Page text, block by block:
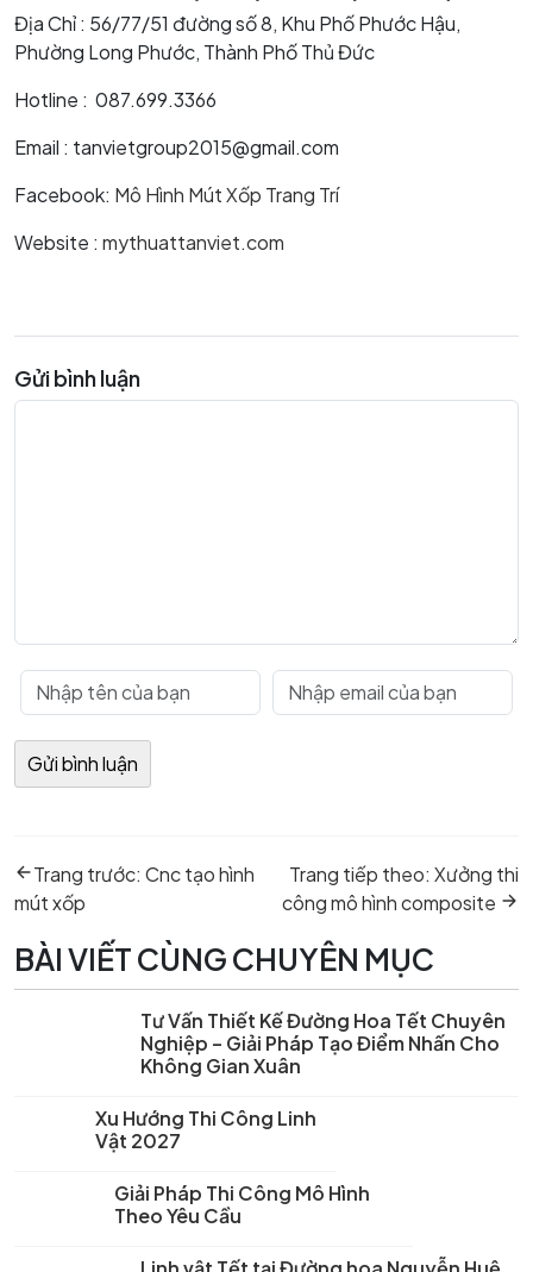
Địa Chỉ : 56/77/51 đường số 8, Khu Phố Phước Hậu,
Phường Long Phước, Thành Phố Thủ Đức
Hotline : 087.699.3366
Email : tanvietgroup2015@gmail.com
Facebook: Mô Hình Mút Xốp Trang Trí
Website : mythuattanviet.com
Gửi bình luận
hướng
bài
viết
Trang trước: Previous
Cnc tạo hình
mút xốp
Trang tiếp theo: Next
post:
Xưởng thi
công mô hình composite
BÀI VIẾT CÙNG CHUYÊN MỤC
Tư Vấn Thiết Kế Đường Hoa Tết Chuyên
Nghiệp – Giải Pháp Tạo Điểm Nhấn Cho
Không Gian Xuân
Xu Hướng Thi Công Linh
Vật 2027
Giải Pháp Thi Công Mô Hình
Theo Yêu Cầu